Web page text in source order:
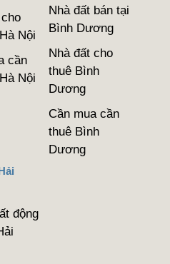
Nội
cần
Nội
Nhà đất bán tại
Bình Dương
Nhà đất cho
thuê Bình
Dương
Cần mua cần
thuê Bình
Dương
động